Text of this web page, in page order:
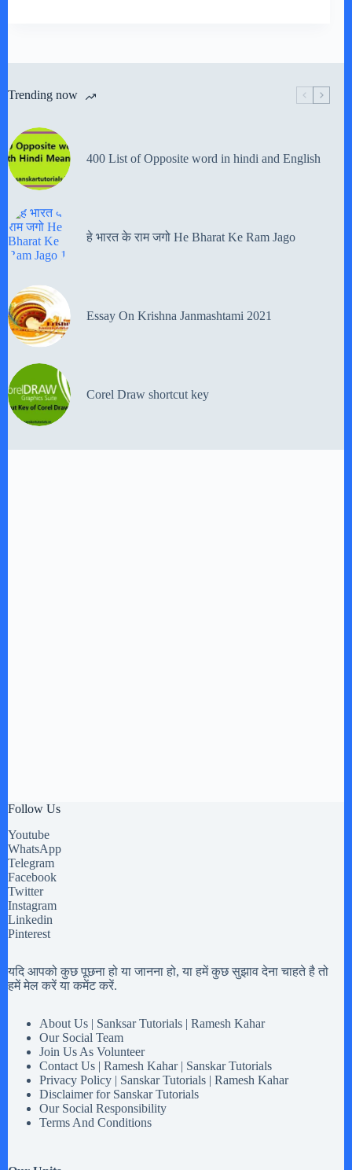
Trending now
400 List of Opposite word in hindi and English
हे भारत के राम जगो He Bharat Ke Ram Jago
Essay On Krishna Janmashtami 2021
Corel Draw shortcut key
Follow Us
Youtube
WhatsApp
Telegram
Facebook
Twitter
Instagram
Linkedin
Pinterest
यदि आपको कुछ पूछना हो या जानना हो, या हमें कुछ सुझाव देना चाहते है तो
हमें मेल करें या कमेंट करें.
About Us | Sanksar Tutorials | Ramesh Kahar
Our Social Team
Join Us As Volunteer
Contact Us | Ramesh Kahar | Sanskar Tutorials
Privacy Policy | Sanskar Tutorials | Ramesh Kahar
Disclaimer for Sanskar Tutorials
Our Social Responsibility
Terms And Conditions